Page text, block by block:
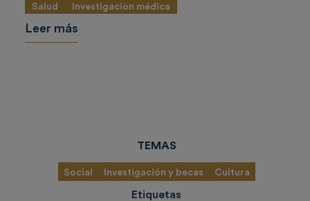
Salud Investigacion médica
Leer más
TEMAS
Social Investigación y becas Cultura
Etiquetas